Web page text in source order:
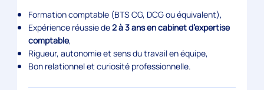
Formation comptable (BTS CG, DCG ou équivalent),
Expérience réussie de2 à 3 ans en cabinet d’expertise
comptable,
Rigueur, autonomie et sens du travail en équipe,
Bon relationnel et curiosité professionnelle.